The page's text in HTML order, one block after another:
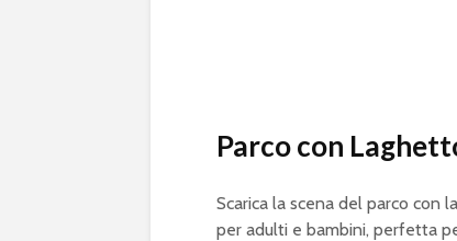
Parco con
Scarica la scena del parco con
per adulti e bambini, perfetta